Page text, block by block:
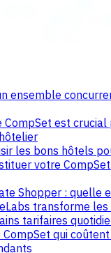
ensemble
CompSet est
les bons hôtels
votre
Shopper : quelle
transforme les
tarifaires
CompSet qui